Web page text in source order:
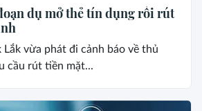
dụ mở thẻ tín dụng rồi rút
vừa phát đi cảnh báo về thủ
cầu rút tiền mặt...